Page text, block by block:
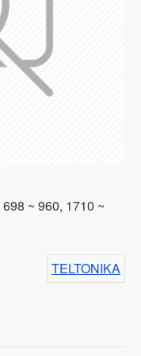
698 ~ 960, 1710 ~
TELTONIKA